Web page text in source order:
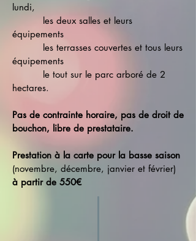
lundi,
les deux salles et leurs
équipements
les terrasses couvertes et tous leurs
équipements
le tout sur le parc arboré de 2
hectares.
Pas de contrainte horaire, pas de droit de
bouchon, libre de prestataire.
Prestation à la carte pour la basse saison
(novembre, décembre, janvier et février)
à partir de 550€